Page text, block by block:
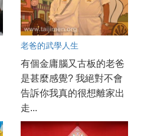
老爸的武學人生
有個金庸腦又古板的老爸
是甚麼感覺? 我絕對不會
告訴你我真的很想離家出
走...